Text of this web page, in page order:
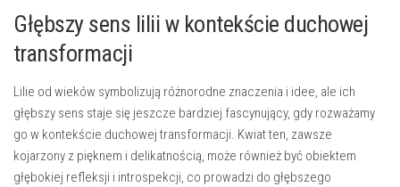
Głębszy sens lilii w kontekście duchowej
⁢transformacji
Lilie od wieków symbolizują ‌różnorodne‍ znaczenia i idee, ale ich​
głębszy sens staje się jeszcze bardziej fascynujący, gdy⁣ rozważamy
‍go⁢ w kontekście duchowej transformacji.‍ Kwiat ten, zawsze
kojarzony z ‍pięknem i delikatnością, może ‍również ⁣być obiektem
głębokiej refleksji‍ i introspekcji, co prowadzi do głębszego